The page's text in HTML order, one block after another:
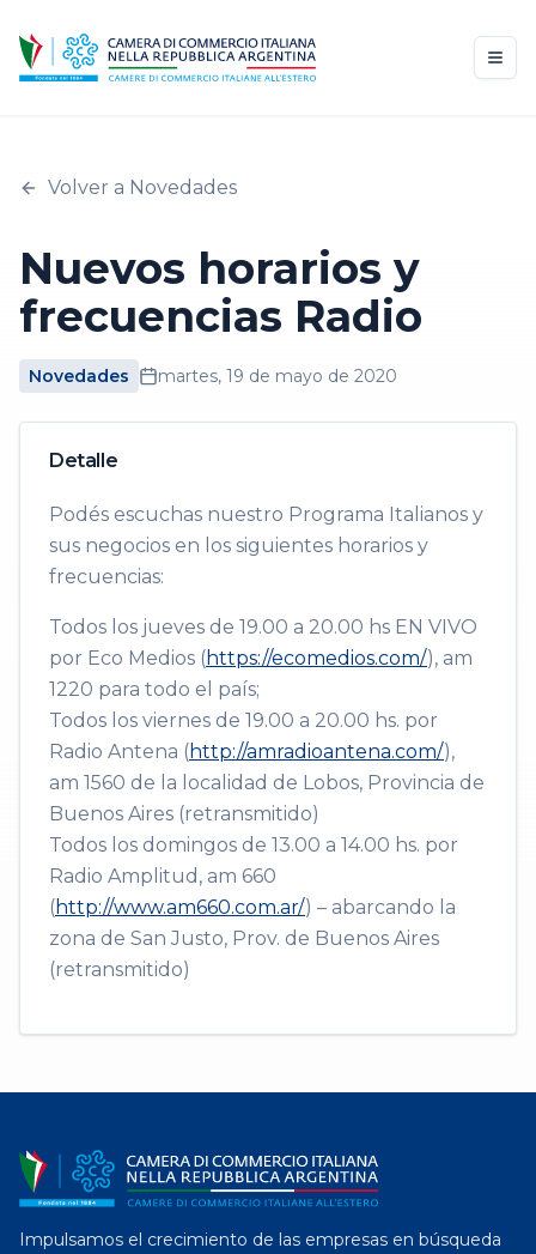
Volver a Novedades
Nuevos horarios y
frecuencias Radio
Novedades martes, 19 de mayo de 2020
Detalle
Podés escuchas nuestro Programa Italianos y
sus negocios en los siguientes horarios y
frecuencias:
Todos los jueves de 19.00 a 20.00 hs EN VIVO
por Eco Medios (https://ecomedios.com/), am
1220 para todo el país;
Todos los viernes de 19.00 a 20.00 hs. por
Radio Antena (http://amradioantena.com/),
am 1560 de la localidad de Lobos, Provincia de
Buenos Aires (retransmitido)
Todos los domingos de 13.00 a 14.00 hs. por
Radio Amplitud, am 660
(http://www.am660.com.ar/) – abarcando la
zona de San Justo, Prov. de Buenos Aires
(retransmitido)
Impulsamos el crecimiento de las empresas en búsqueda